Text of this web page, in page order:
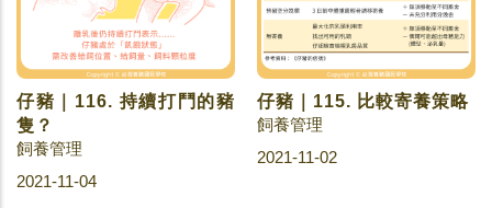
仔豬｜116. 持續打鬥的豬
隻？
飼養管理
2021-11-04
仔豬｜115. 比較寄養策略
飼養管理
2021-11-02